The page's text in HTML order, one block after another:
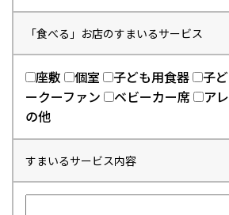
「食べる」お店のすまいるサービス
座敷 個室 子ども用食器 子
ークーファン
ベビーカー席 ア
の他
すまいるサービス内容